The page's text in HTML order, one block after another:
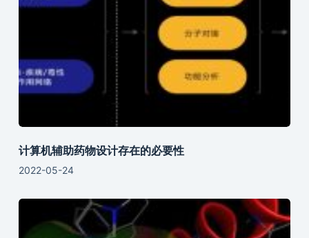
计算机辅助药物设计存在的必要性
2022-05-24